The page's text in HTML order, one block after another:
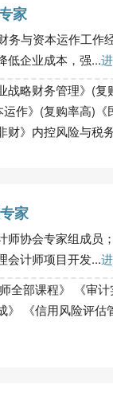
家
务与资本运作工作
低企业成本，强...
战略财务管理》(
作》(复购率高)
》内控风险与税
家
师协会专家组成员
会计师项目开发...
全部课程》 《审
》 《信用风险评估